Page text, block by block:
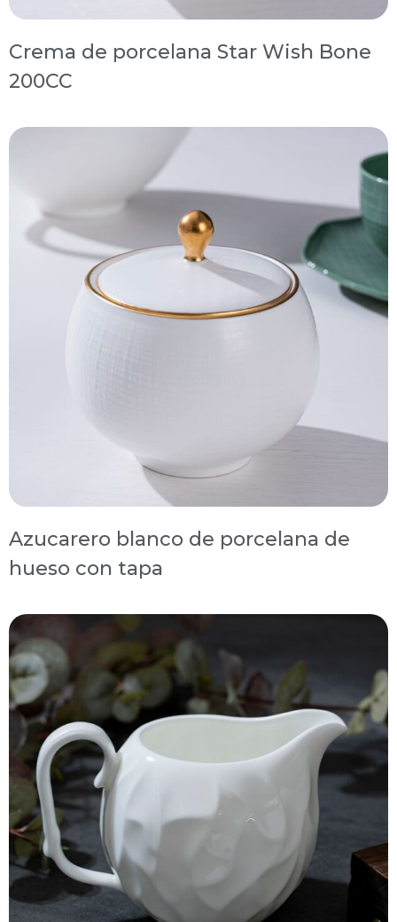
Crema de porcelana Star Wish Bone
200CC
Azucarero blanco de porcelana de
hueso con tapa